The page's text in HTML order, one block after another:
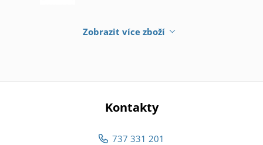
Zobrazit více zboží
Kontakty
737 331 201